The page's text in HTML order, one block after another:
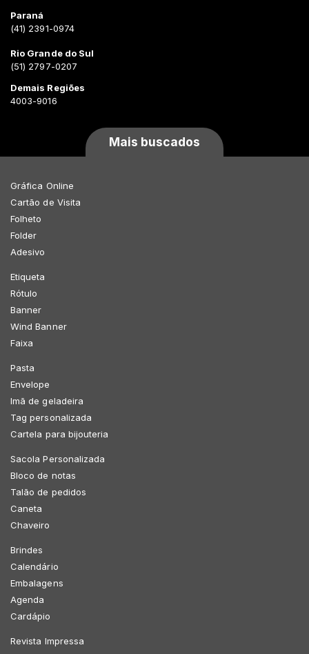
Paraná
(41) 2391-0974
Rio Grande do Sul
(51) 2797-0207
Demais Regiões
4003-9016
Mais buscados
Gráfica Online
Cartão de Visita
Folheto
Folder
Adesivo
Etiqueta
Rótulo
Banner
Wind Banner
Faixa
Pasta
Envelope
Imã de geladeira
Tag personalizada
Cartela para bijouteria
Sacola Personalizada
Bloco de notas
Talão de pedidos
Caneta
Chaveiro
Brindes
Calendário
Embalagens
Agenda
Cardápio
Revista Impressa